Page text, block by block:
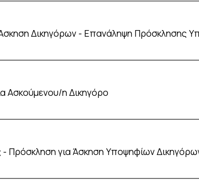
Δικηγόρων - Επανάληψη Πρόσκλησης
Ασκούμενου/η Δικηγόρο
- Πρόσκληση για Άσκηση Υποψηφίων